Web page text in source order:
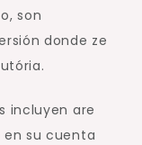
son
donde ze
incluyen are
su cuenta